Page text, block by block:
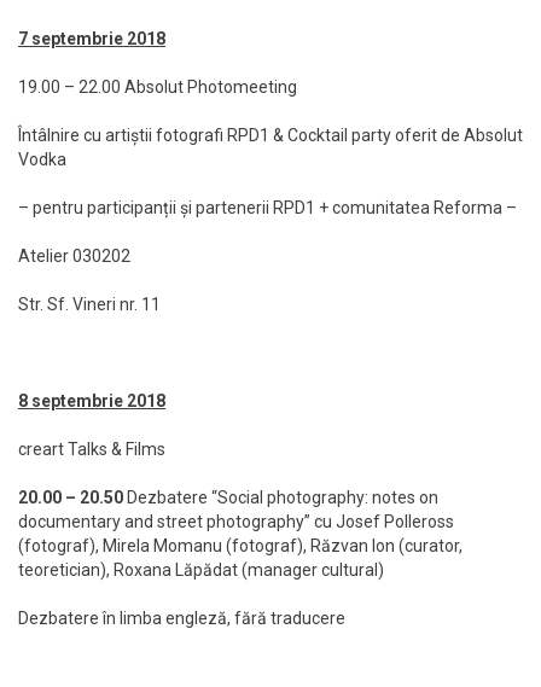
7 septembrie 2018
19.00 – 22.00 Absolut Photomeeting
Întâlnire cu artiștii fotografi RPD1 & Cocktail party oferit de Absolut
Vodka
– pentru participanții și partenerii RPD1 + comunitatea Reforma –
Atelier 030202
Str. Sf. Vineri nr. 11
8 septembrie 2018
creart Talks & Films
20.00 – 20.50 Dezbatere “Social photography: notes on
documentary and street photography” cu Josef Polleross
(fotograf), Mirela Momanu (fotograf), Răzvan Ion (curator,
teoretician), Roxana Lăpădat (manager cultural)
Dezbatere în limba engleză, fără traducere